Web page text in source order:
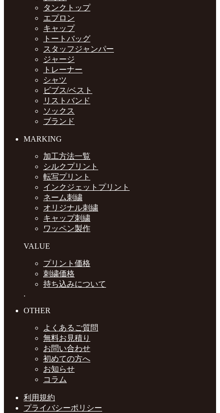
タンクトップ
エプロン
キャップ
トートバッグ
スタッフジャンパー
ジャージ
トレーナー
シャツ
ビブス/ベスト
リストバンド
ソックス
ブランド
MARKING
加工方法一覧
シルクプリント
転写プリント
インクジェットプリント
ネーム刺繍
オリジナル刺繍
キャップ刺繍
ワッペン製作
VALUE
プリント価格
刺繍価格
持ち込みについて
.
OTHER
よくあるご質問
無料お見積り
お問い合わせ
初めての方へ
お知らせ
コラム
利用規約
プライバシーポリシー